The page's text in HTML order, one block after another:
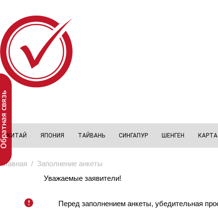
Перейти к основному содержанию
КИТАЙ ЯПОНИЯ ТАЙВАНЬ СИНГАПУР ШЕНГЕН
Главная / Заполнение анкеты
Уважаемые заявители!
Перед заполнением анкеты, убедительная